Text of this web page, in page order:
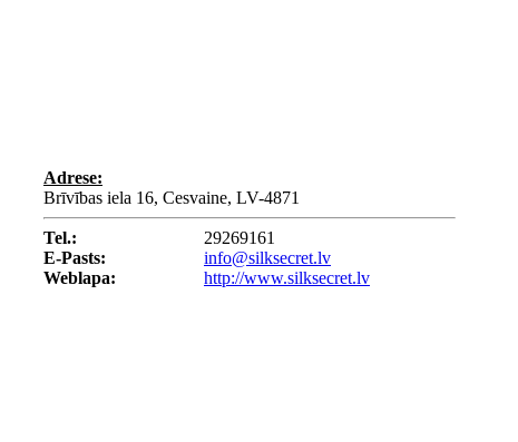
Adrese:
Brīvības iela 16, Cesvaine, LV-4871
Tel.:
29269161
E-Pasts:
info@silksecret.lv
Weblapa:
http://www.silksecret.lv